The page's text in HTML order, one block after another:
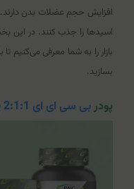
افزایش حجم عضلات بدن دارند.
اسیدها را جذب کنند. در این
بازار را به شما معرفی می‌کنیم
بسازید.
پودربی سی ای ای 2:1:1 پی ان سی